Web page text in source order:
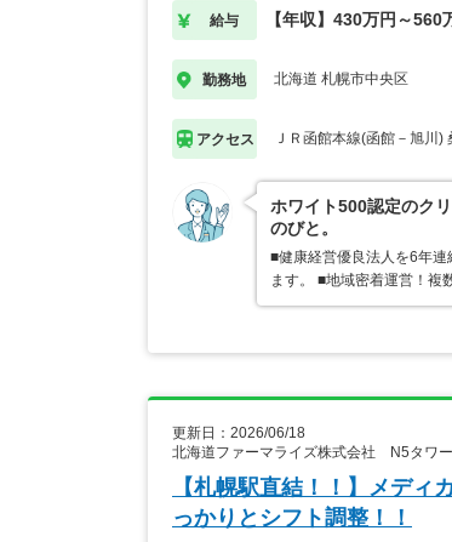
給与 【年収】430万円～560
勤務地 北海道 札幌市中央区
アクセス ＪＲ函館本線(函館－旭川)
ホワイト500認定のク
のびと。
■健康経営優良法人を6年
ます。 ■地域密着運営！
更新日：2026/06/18
北海道ファーマライズ株式会社 N5タワ
【札幌駅直結！！】メデ
っかりとシフト調整！！